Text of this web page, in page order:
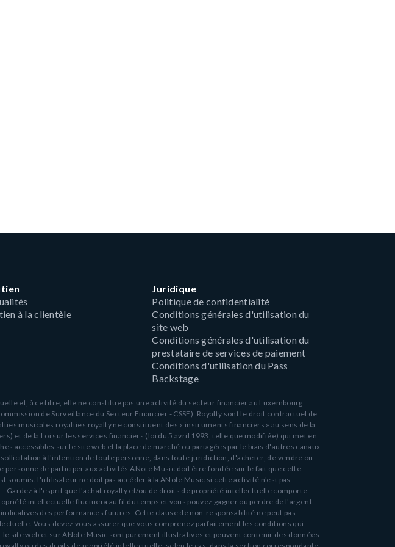
à la clientèle
Juridique
Politique de confidentialité
Conditions générales d'utilisation du
site web
Conditions générales d'utilisation du
prestataire de services de paiement
Conditions d'utilisation du Pass
Backstage
et, à ce titre, elle ne constitue pas une activité du secteur financier au Luxembourg
de Surveillance du Secteur Financier - CSSF). Royalty sont le droit contractuel de
musicales royalties royalty ne constituent des « instruments financiers » au sens de la
et de la Loi sur les services financiers (loi du 5 avril 1993, telle que modifiée) qui met en
sur le site web et la place de marché ou partagées par le biais d'autres canaux
à l'intention de toute personne, dans toute juridiction, d'acheter, de vendre ou
de participer aux activités ANote Music doit être fondée sur le fait que cette
L'utilisateur ne doit pas accéder à la ANote Music si cette activité n'est pas
à l'esprit que l'achat royalty et/ou de droits de propriété intellectuelle comporte
intellectuelle fluctuera au fil du temps et vous pouvez gagner ou perdre de l'argent.
des performances futures. Cette clause de non-responsabilité ne peut pas
Vous devez vous assurer que vous comprenez parfaitement les conditions qui
site web et sur ANote Music sont purement illustratives et peuvent contenir des données